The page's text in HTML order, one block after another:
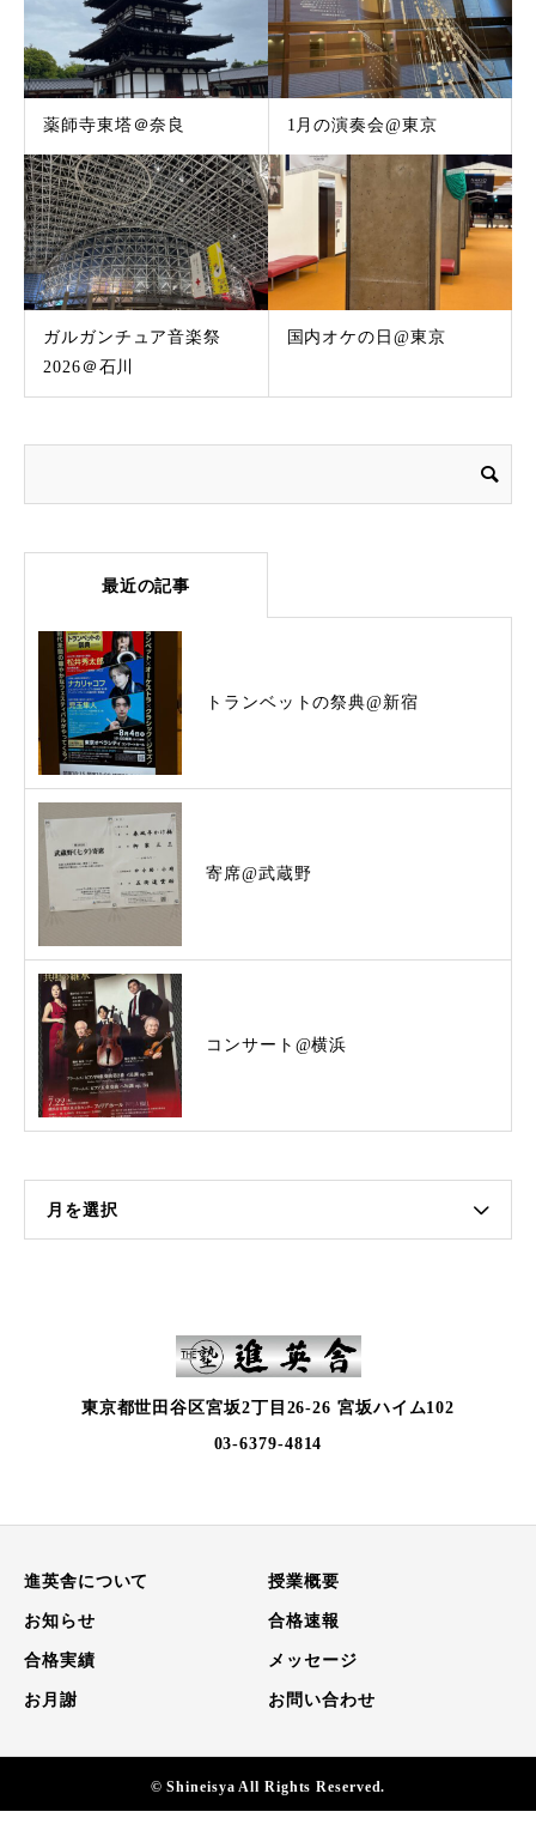
薬師寺東塔＠奈良 1月の演奏会@東京
ガルガンチュア音楽祭
2026＠石川
国内オケの日@東京
最近の記事
トランベットの祭典@新宿
寄席@武蔵野
コンサート@横浜
月を選択
東京都世田谷区宮坂2丁目26-26 宮坂ハイム102
03-6379-4814
進英舎について 授業概要
お知らせ 合格速報
合格実績 メッセージ
お月謝 お問い合わせ
© Shineisya All Rights Reserved.お問い合わせ